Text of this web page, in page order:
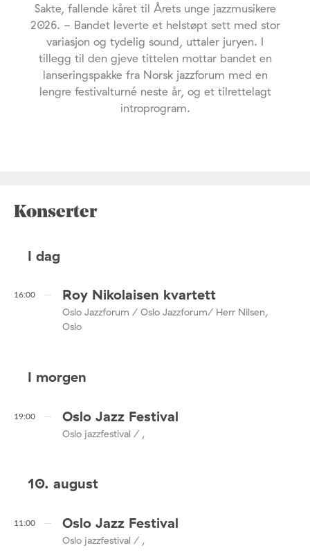
Sakte, fallende kåret til Årets unge jazzmusikere
2026. - Bandet leverte et helstøpt sett med stor
variasjon og tydelig sound, uttaler juryen. I
tillegg til den gjeve tittelen mottar bandet en
lanseringspakke fra Norsk jazzforum med en
lengre festivalturné neste år, og et tilrettelagt
introprogram.
Konserter
I dag
16:00 Roy Nikolaisen kvartett
Oslo Jazzforum / Oslo Jazzforum/ Herr Nilsen,
Oslo
I morgen
19:00 Oslo Jazz Festival
Oslo jazzfestival / ,
10. august
11:00 Oslo Jazz Festival
Oslo jazzfestival / ,